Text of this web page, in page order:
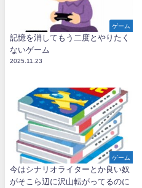
ゲーム
記憶を消してもう二度とやりたく
ないゲーム
2025.11.23
ゲーム
今はシナリオライターとか良い奴
がそこら辺に沢山転がってるのに